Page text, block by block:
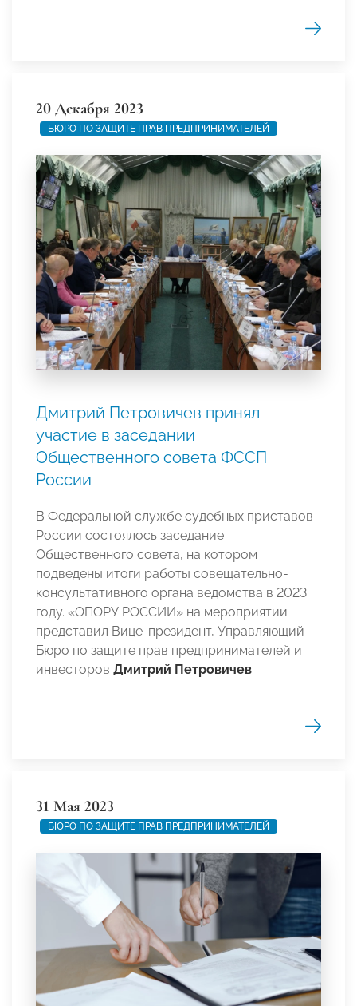
20 Декабря 2023
БЮРО ПО ЗАЩИТЕ ПРАВ ПРЕДПРИНИМАТЕЛЕЙ
Дмитрий Петровичев принял
участие в заседании
Общественного совета ФССП
России
В Федеральной службе судебных приставов
России состоялось заседание
Общественного совета, на котором
подведены итоги работы совещательно-
консультативного органа ведомства в 2023
году. «ОПОРУ РОССИИ» на мероприятии
представил Вице-президент, Управляющий
Бюро по защите прав предпринимателей и
инвесторов Дмитрий Петровичев.
31 Мая 2023
БЮРО ПО ЗАЩИТЕ ПРАВ ПРЕДПРИНИМАТЕЛЕЙ